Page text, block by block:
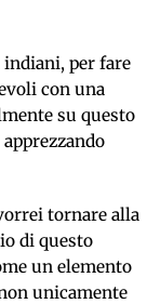
indiani, per fare
con una
su questo
tornare alla
di questo
un elemento
unicamente